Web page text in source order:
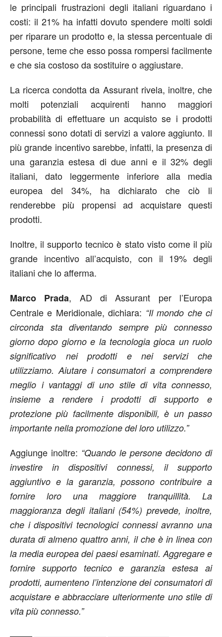
le principali frustrazioni degli italiani riguardano i
costi: il 21% ha infatti dovuto spendere molti soldi
per riparare un prodotto e, la stessa percentuale di
persone, teme che esso possa rompersi facilmente
e che sia costoso da sostituire o aggiustare.
La ricerca condotta da Assurant rivela, inoltre, che
molti potenziali acquirenti hanno maggiori
probabilità di effettuare un acquisto se i prodotti
connessi sono dotati di servizi a valore aggiunto. Il
più grande incentivo sarebbe, infatti, la presenza di
una garanzia estesa di due anni e il 32% degli
italiani, dato leggermente inferiore alla media
europea del 34%, ha dichiarato che ciò li
renderebbe più propensi ad acquistare questi
prodotti.
Inoltre, il supporto tecnico è stato visto come il più
grande incentivo all’acquisto, con il 19% degli
italiani che lo afferma.
Marco Prada, AD di Assurant per l’Europa
Centrale e Meridionale, dichiara: “Il mondo che ci
circonda sta diventando sempre più connesso
giorno dopo giorno e la tecnologia gioca un ruolo
significativo nei prodotti e nei servizi che
utilizziamo. Aiutare i consumatori a comprendere
meglio i vantaggi di uno stile di vita connesso,
insieme a rendere i prodotti di supporto e
protezione più facilmente disponibili, è un passo
importante nella promozione del loro utilizzo.”
Aggiunge inoltre: “Quando le persone decidono di
investire in dispositivi connessi, il supporto
aggiuntivo e la garanzia, possono contribuire a
fornire loro una maggiore tranquillità. La
maggioranza degli italiani (54%) prevede, inoltre,
che i dispositivi tecnologici connessi avranno una
durata di almeno quattro anni, il che è in linea con
la media europea dei paesi esaminati. Aggregare e
fornire supporto tecnico e garanzia estesa ai
prodotti, aumenteno l’intenzione dei consumatori di
acquistare e abbracciare ulteriormente uno stile di
vita più connesso.”